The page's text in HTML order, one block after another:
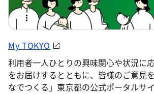
My TOKYO
利用者一人ひとりの興味関心や状況に
をお届けするとともに、皆様のご意見
なでつくる」東京都の公式ポータルサイ